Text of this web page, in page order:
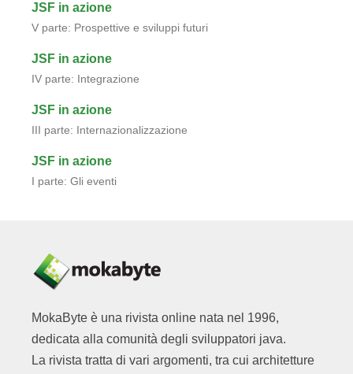
JSF in azione
V parte: Prospettive e sviluppi futuri
JSF in azione
IV parte: Integrazione
JSF in azione
III parte: Internazionalizzazione
JSF in azione
I parte: Gli eventi
MokaByte è una rivista online nata nel 1996,
dedicata alla comunità degli sviluppatori java.
La rivista tratta di vari argomenti, tra cui architetture